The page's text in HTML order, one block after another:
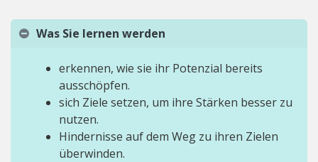
Was Sie lernen werden
erkennen, wie sie ihr Potenzial bereits
ausschöpfen.
sich Ziele setzen, um ihre Stärken besser zu
nutzen.
Hindernisse auf dem Weg zu ihren Zielen
überwinden.